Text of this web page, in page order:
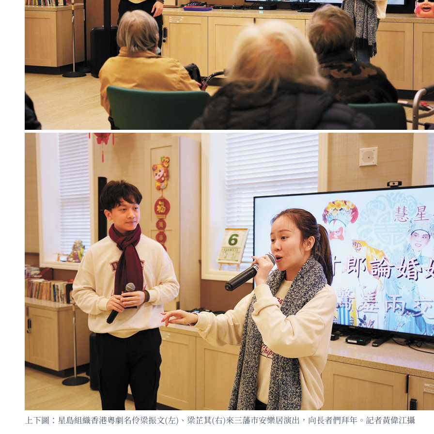
上下圖：星島組織香港粵劇名伶梁振文(左)、梁芷萁(右)來三藩市安樂居演出，向長者們拜年。記者黃偉江攝